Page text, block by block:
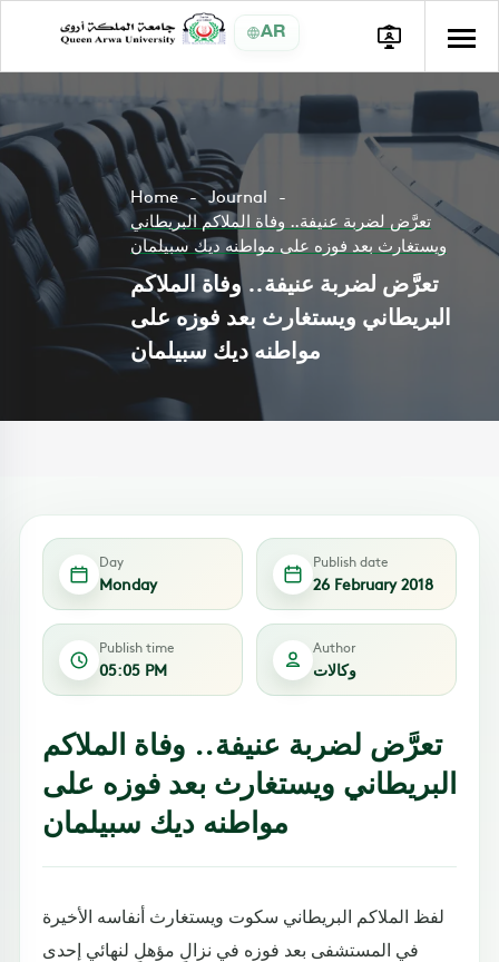
AR
Home
Journal
تعرَّض لضربة عنيفة.. وفاة الملاكم البريطاني
ويستغارث بعد فوزه على مواطنه ديك سبيلمان
تعرَّض لضربة عنيفة.. وفاة الملاكم
البريطاني ويستغارث بعد فوزه على
مواطنه ديك سبيلمان
Day
Monday
Publish date
26 February 2018
Publish time
05:05 PM
Author
وكالات
تعرَّض لضربة عنيفة.. وفاة الملاكم
البريطاني ويستغارث بعد فوزه على
مواطنه ديك سبيلمان
لفظ الملاكم البريطاني سكوت ويستغارث أنفاسه الأخيرة
في المستشفى بعد فوزه في نزالٍ مؤهلٍ لنهائي إحدى